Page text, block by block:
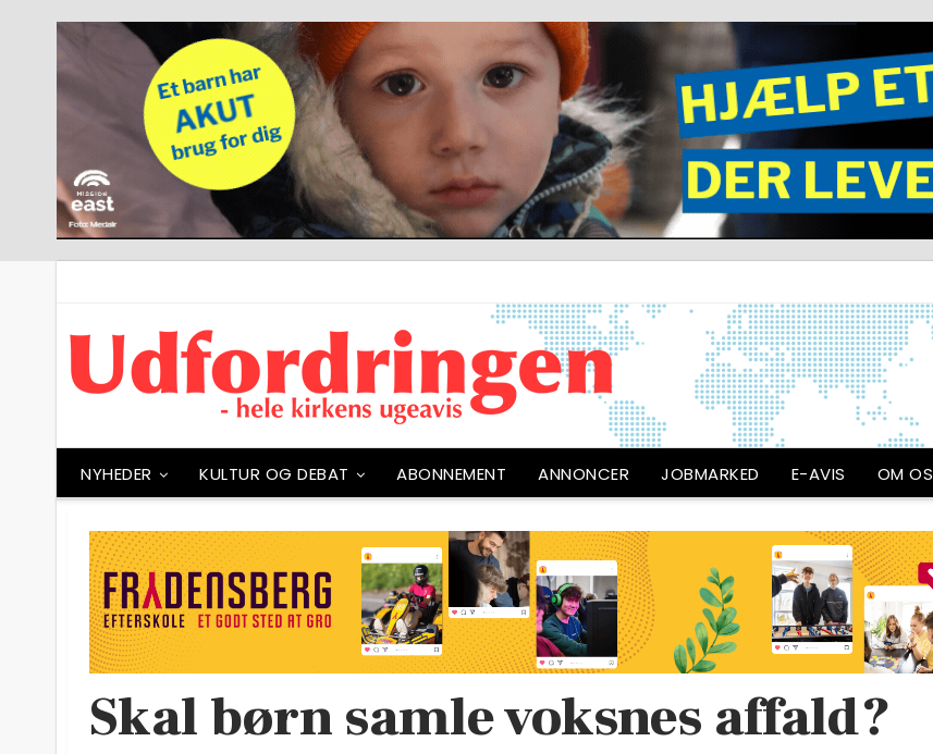
NYHEDER KULTUR OG DEBAT ABONNEMENT ANNONCER JOBMARKED E-AVIS OM OS
Skal børn samle voksnes affald?